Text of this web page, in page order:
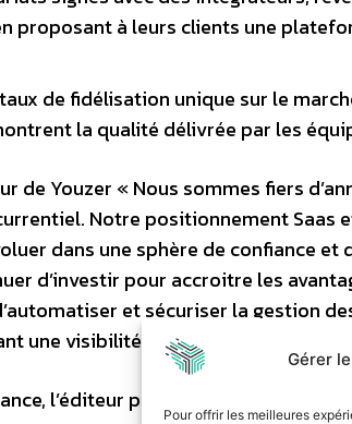
Gérer
Pour offrir les meilleures
proposant à leurs clients une
de fidélisation unique sur le
la qualité délivrée par les
de Youzer « Nous sommes fiers
Notre positionnement Saas
dans une sphère de confiance
d’investir pour accroitre les
et sécuriser la gestion
une visibilité complète et en temps
l’éditeur prévoit enfin de